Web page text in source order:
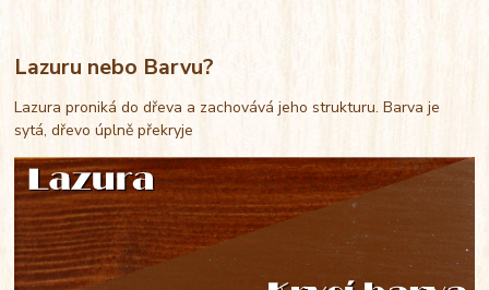
Lazuru nebo Barvu?
Lazura proniká do dřeva a zachovává jeho strukturu. Barva je
sytá, dřevo úplně překryje